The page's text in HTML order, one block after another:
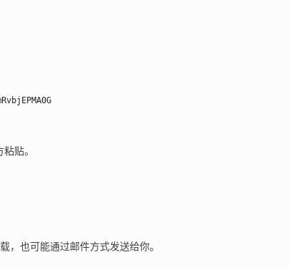
贴。
，也可能通过邮件方式发送给你。